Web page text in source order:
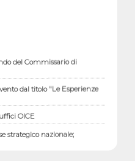
del Commissario di
dal titolo "Le Esperienze
OICE
strategico nazionale;